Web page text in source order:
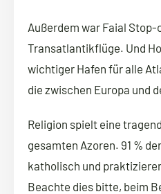
Außerdem war Faial Stop-
Transatlantikflüge. Und
wichtiger Hafen für alle
die zwischen Europa und
Religion spielt eine
gesamten Azoren. 91 %
katholisch und
Beachte dies bitte, beim